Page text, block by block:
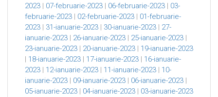
2023 | 07-februarie-2023 | 06-februarie-2023 | 03-
februarie-2023 | 02-februarie-2023 | 01-februarie-
2023 | 31-ianuarie-2023 | 30-ianuarie-2023 | 27-
ianuarie-2023 | 26-ianuarie-2023 | 25-ianuarie-2023 |
23-ianuarie-2023 | 20-ianuarie-2023 | 19-ianuarie-2023
| 18-ianuarie-2023 | 17-ianuarie-2023 | 16-ianuarie-
2023 | 12-ianuarie-2023 | 11-ianuarie-2023 | 10-
ianuarie-2023 | 09-ianuarie-2023 | 06-ianuarie-2023 |
05-ianuarie-2023 | 04-ianuarie-2023 | 03-ianuarie-2023